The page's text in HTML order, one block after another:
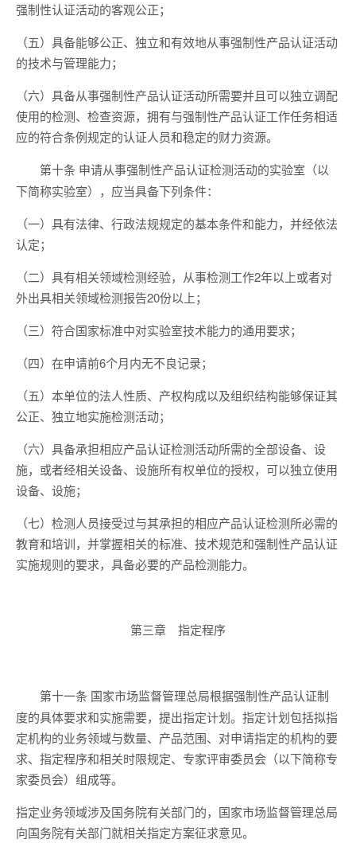
强制性认证活动的客观公正；
（五）具备能够公正、独立和有效地从事强制性产品认证活动
的技术与管理能力；
（六）具备从事强制性产品认证活动所需要并且可以独立调配
使用的检测、检查资源，拥有与强制性产品认证工作任务相适
应的符合条例规定的认证人员和稳定的财力资源。
第十条 申请从事强制性产品认证检测活动的实验室（以
下简称实验室），应当具备下列条件：
（一）具有法律、行政法规规定的基本条件和能力，并经依法
认定；
（二）具有相关领域检测经验，从事检测工作2年以上或者对
外出具相关领域检测报告20份以上；
（三）符合国家标准中对实验室技术能力的通用要求；
（四）在申请前6个月内无不良记录；
（五）本单位的法人性质、产权构成以及组织结构能够保证其
公正、独立地实施检测活动；
（六）具备承担相应产品认证检测活动所需的全部设备、设
施，或者经相关设备、设施所有权单位的授权，可以独立使用
设备、设施；
（七）检测人员接受过与其承担的相应产品认证检测所必需的
教育和培训，并掌握相关的标准、技术规范和强制性产品认证
实施规则的要求，具备必要的产品检测能力。
第三章 指定程序
第十一条 国家市场监督管理总局根据强制性产品认证制
度的具体要求和实施需要，提出指定计划。指定计划包括拟指
定机构的业务领域与数量、产品范围、对申请指定的机构的要
求、指定程序和相关时限规定、专家评审委员会（以下简称专
家委员会）组成等。
指定业务领域涉及国务院有关部门的，国家市场监督管理总局
向国务院有关部门就相关指定方案征求意见。